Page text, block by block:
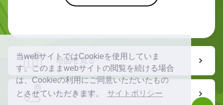
当webサイトではCookieを使用していま
す。このままwebサイトの閲覧を続ける場合
は、Cookieの利用にご同意いただいたもの
とさせていただきます。
サイトポリシー
地図を見る
ルート検索